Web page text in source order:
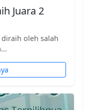
Juara 2
oleh salah